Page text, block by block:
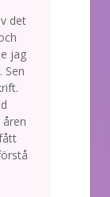
det
jag
Sen